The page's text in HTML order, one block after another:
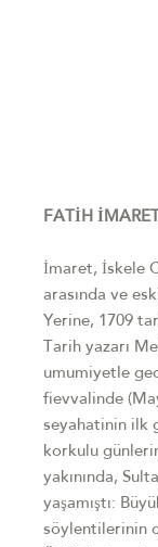
FATİH
İmaret, İskele
arasında ve
Yerine, 1709
Tarih yazarı
umumiyetle
fievvalinde
seyahatinin ilk
korkulu
yakınında,
yaşamıştı:
söylentilerinin